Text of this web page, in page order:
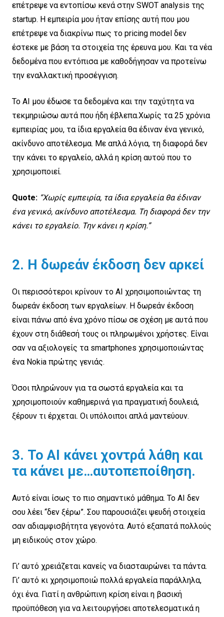
επέτρεψε να εντοπίσω κενά στην SWOT analysis της
startup. Η εμπειρία μου ήταν επίσης αυτή που μου
επέτρεψε να διακρίνω πως το pricing model δεν
έστεκε με βάση τα στοιχεία της έρευνα μου. Και τα νέα
δεδομένα που εντόπισα με καθοδήγησαν να προτείνω
την εναλλακτική προσέγγιση.
Το AI μου έδωσε τα δεδομένα και την ταχύτητα να
τεκμηριώσω αυτά που ήδη έβλεπα.Χωρίς τα 25 χρόνια
εμπειρίας μου, τα ίδια εργαλεία θα έδιναν ένα γενικό,
ακίνδυνο αποτέλεσμα. Με απλά λόγια, τη διαφορά δεν
την κάνει το εργαλείο, αλλά η κρίση αυτού που το
χρησιμοποιεί.
Quote: “Χωρίς εμπειρία, τα ίδια εργαλεία θα έδιναν
ένα γενικό, ακίνδυνο αποτέλεσμα. Τη διαφορά δεν την
κάνει το εργαλείο. Την κάνει η κρίση.”
2. Η δωρεάν έκδοση δεν αρκεί
Οι περισσότεροι κρίνουν το AI χρησιμοποιώντας τη
δωρεάν έκδοση των εργαλείων. Η δωρεάν έκδοση
είναι πάνω από ένα χρόνο πίσω σε σχέση με αυτά που
έχουν στη διάθεσή τους οι πληρωμένοι χρήστες. Είναι
σαν να αξιολογείς τα smartphones χρησιμοποιώντας
ένα Nokia πρώτης γενιάς.
Όσοι πληρώνουν για τα σωστά εργαλεία και τα
χρησιμοποιούν καθημερινά για πραγματική δουλειά,
ξέρουν τι έρχεται. Οι υπόλοιποι απλά μαντεύουν.
3. Το AI κάνει χοντρά λάθη και
τα κάνει με…αυτοπεποίθηση.
Αυτό είναι ίσως το πιο σημαντικό μάθημα. Το AI δεν
σου λέει “δεν ξέρω”. Σου παρουσιάζει ψευδή στοιχεία
σαν αδιαμφισβήτητα γεγονότα. Αυτό εξαπατά πολλούς
μη ειδικούς στον χώρο.
Γι’ αυτό χρειάζεται κανείς να διασταυρώνει τα πάντα.
Γι’ αυτό κι χρησιμοποιώ πολλά εργαλεία παράλληλα,
όχι ένα. Γιατί η ανθρώπινη κρίση είναι η βασική
προϋπόθεση για να λειτουργήσει αποτελεσματικά η